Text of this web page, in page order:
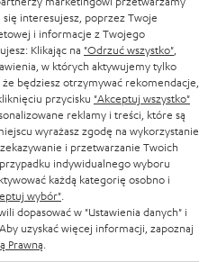
interesujesz, poprzez Twoje
i informacje z Twojego
Klikając na "Odrzuć wszystko"
w których aktywujemy tylko
będziesz otrzymywać rekomendacje,
przycisku "Akceptuj wszystko"
reklamy i treści, które są
wyrażasz zgodę na wykorzystanie
i przetwarzanie Twoich
indywidualnego wyboru
każdą kategorię osobno i
wybór"
dopasować w "Ustawienia danych" i
uzyskać więcej informacji, zapoznaj
Prawną